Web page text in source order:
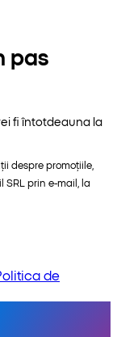
pas
fi întotdeauna la
despre promoțiile,
SRL prin e-mail, la
de